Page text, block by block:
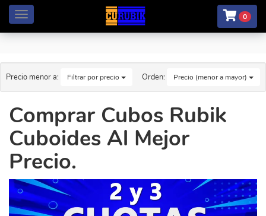
Menú 0
Precio menor a: Filtrar por precio Orden: Precio (menor a mayor)
Comprar Cubos Rubik
Cuboides Al Mejor
Precio.